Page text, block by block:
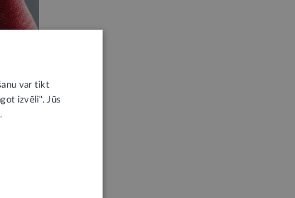
var tikt
izvēli". Jūs
.